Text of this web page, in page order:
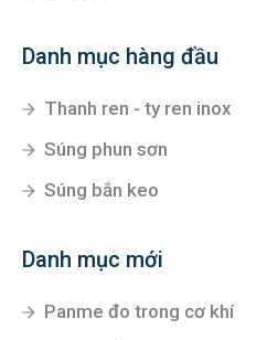
Danh mục hàng đầu
Thanh ren - ty ren inox
Súng phun sơn
Súng bắn keo
Danh mục mới
Panme đo trong cơ khí